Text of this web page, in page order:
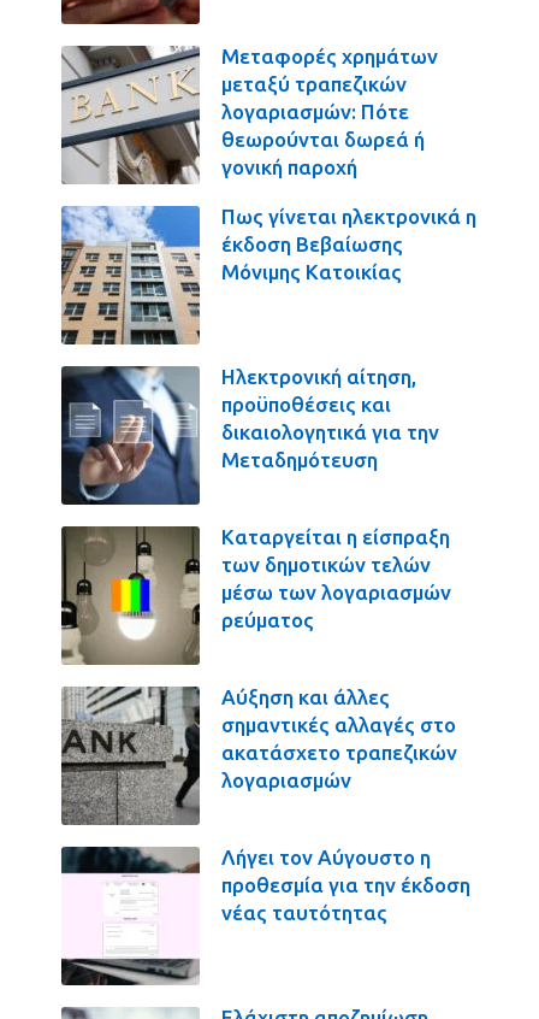
Μεταφορές χρημάτων
μεταξύ τραπεζικών
λογαριασμών: Πότε
θεωρούνται δωρεά ή
γονική παροχή
Πως γίνεται ηλεκτρονικά η
έκδοση Βεβαίωσης
Μόνιμης Κατοικίας
Ηλεκτρονική αίτηση,
προϋποθέσεις και
δικαιολογητικά για την
Μεταδημότευση
Καταργείται η είσπραξη
των δημοτικών τελών
μέσω των λογαριασμών
ρεύματος
Αύξηση και άλλες
σημαντικές αλλαγές στο
ακατάσχετο τραπεζικών
λογαριασμών
Λήγει τον Αύγουστο η
προθεσμία για την έκδοση
νέας ταυτότητας